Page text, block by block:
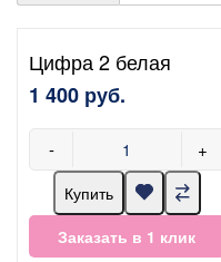
Цифра 2 белая
1 400 руб.
- +
Купить
Заказать в 1 клик